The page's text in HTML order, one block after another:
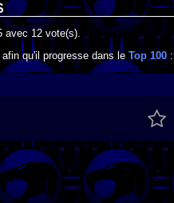
avec12vote(s).
qu'il progresse dans le Top 100: